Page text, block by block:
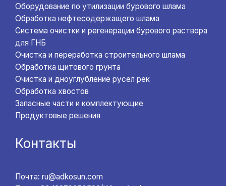
Оборудование по утилизации бурового шлама
Обработка нефтесодержащего шлама
Система очистки и регенерации бурового раствора
для ГНБ
Очистка и переработка строительного шлама
Обработка щитового грунта
Очистка и дноуглубление русел рек
Обработка хвостов
Запасные части и комплектующие
Продуктовые решения
Контакты
Почта: ru@adkosun.com